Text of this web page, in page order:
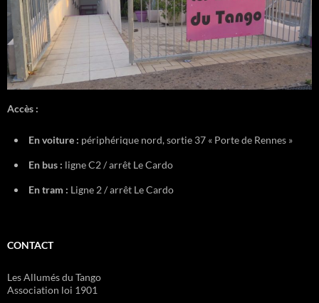
Accès :
En voiture : périphérique nord, sortie 37 « Porte de Rennes »
En bus : ligne C2 / arrêt Le Cardo
En tram : Ligne 2 / arrêt Le Cardo
CONTACT
Les Allumés du Tango
Association loi 1901